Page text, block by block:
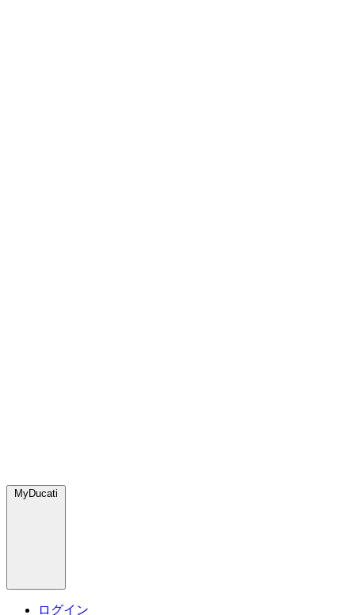
MyDucati
ログイン